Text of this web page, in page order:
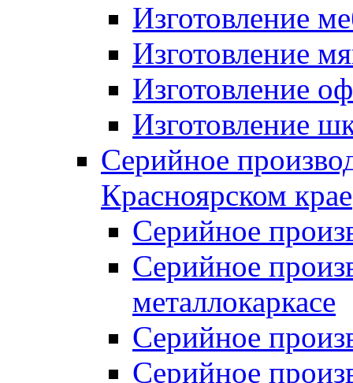
Изготовление
Изготовление
Изготовление
Изготовление
Серийное
Красноярском крае
Серийное
Серийное
металлокаркасе
Серийное
Серийное